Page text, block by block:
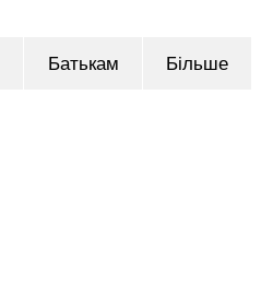
Батькам Більше